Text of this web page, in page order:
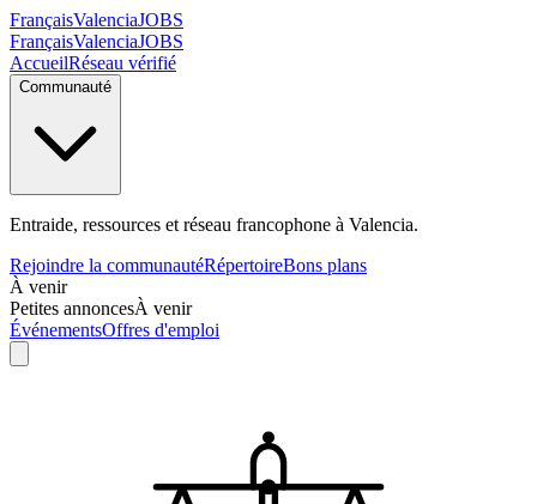
FrançaisValenciaJOBS
FrançaisValenciaJOBS
AccueilRéseau vérifié
Communauté
Entraide, ressources et réseau francophone à Valencia.
Rejoindre la communautéRépertoireBons plans
À venir
Petites annoncesÀ venir
ÉvénementsOffres d'emploi